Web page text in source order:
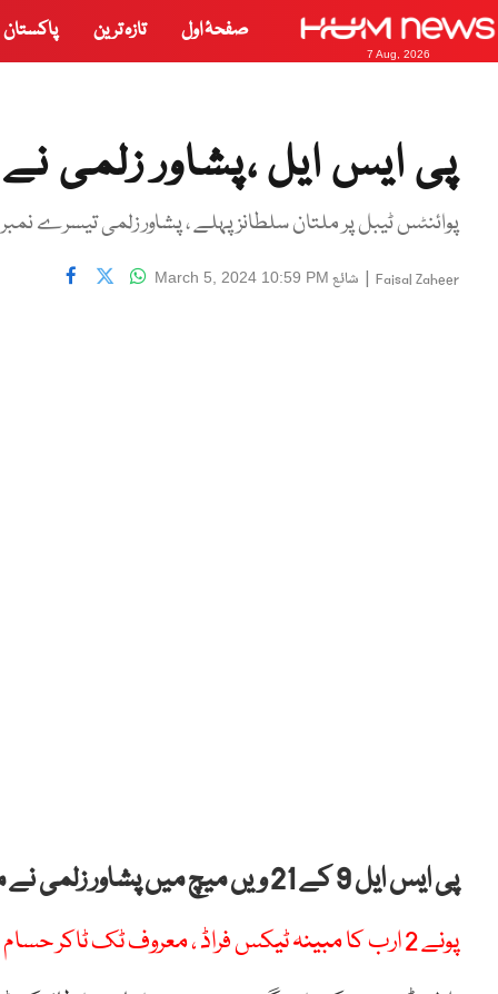
7 Aug, 2026
صفحۂ اول تازہ ترین پاکستان
پی ایس ایل ،پشاور زلمی
پوائنٹس ٹیبل پر ملتان سلطانز پہلے ، پشاور زلمی تیسرے
Faisal Zaheer
| شائع March 5, 2024 10:59 PM
پی ایس ایل 9 کے 21 ویں میچ میں پشاور زلمی نے ملتان سلطانز کو شکست دیدی۔
پونے 2 ارب کا مبینہ ٹیکس فراڈ ، معروف ٹک ٹاکر حسام مدنی گرفتار